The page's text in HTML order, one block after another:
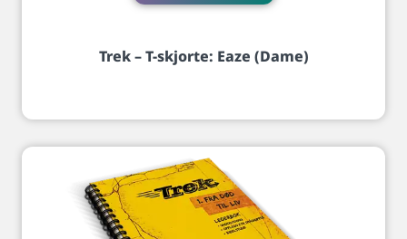
Trek – T-skjorte: Eaze (Dame)